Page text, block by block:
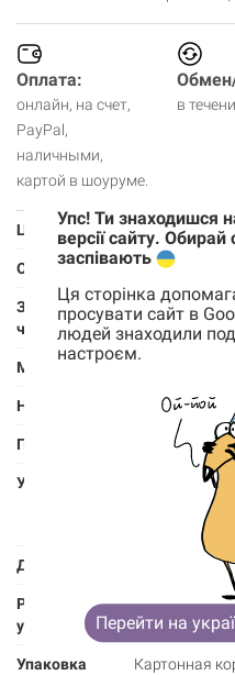
Оплата:
онлайн, на счет,
PayPal,
наличными,
картой в шоуруме.
в
Цвет Белый
Объем 350 мл
Замеры
чашки
Диаметр – 8.5
рукой) – 3
Материал
Нанесения Горячая
Поверхность Матовая
Уход
Можно
не
Дизайн Анна Егорова
Размер
упаковки
Длина – 11.8
10.5 см.
Упаковка Картонная
Упс! Ти знаходишся
версії сайту. Обирай
заспівають
Ця сторінка
просувати сайт в
людей знаходили
настроєм.
Перейти на